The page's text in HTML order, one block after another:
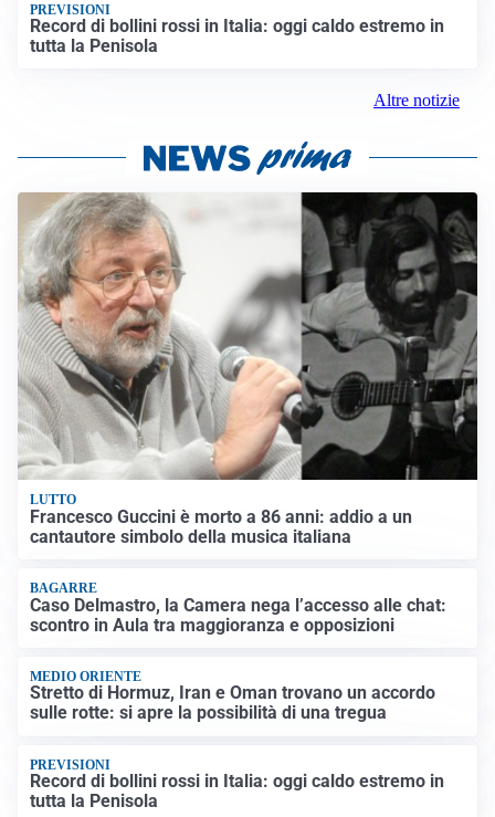
PREVISIONI
Record di bollini rossi in Italia: oggi caldo estremo in
tutta la Penisola
Altre notizie
LUTTO
Francesco Guccini è morto a 86 anni: addio a un
cantautore simbolo della musica italiana
BAGARRE
Caso Delmastro, la Camera nega l’accesso alle chat:
scontro in Aula tra maggioranza e opposizioni
MEDIO ORIENTE
Stretto di Hormuz, Iran e Oman trovano un accordo
sulle rotte: si apre la possibilità di una tregua
PREVISIONI
Record di bollini rossi in Italia: oggi caldo estremo in
tutta la Penisola